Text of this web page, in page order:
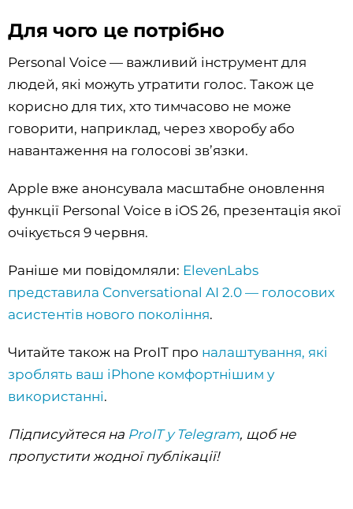
Для чого це потрібно
Personal Voice — важливий інструмент для
людей, які можуть утратити голос. Також це
корисно для тих, хто тимчасово не може
говорити, наприклад, через хворобу або
навантаження на голосові зв’язки.
Apple вже анонсувала масштабне оновлення
функції Personal Voice в iOS 26, презентація якої
очікується 9 червня.
Раніше ми повідомляли: ElevenLabs
представила Conversational AI 2.0 — голосових
асистентів нового покоління.
Читайте також на ProIT про налаштування, які
зроблять ваш iPhone комфортнішим у
використанні.
Підписуйтеся на ProIT у Telegram, щоб не
пропустити жодної публікації!